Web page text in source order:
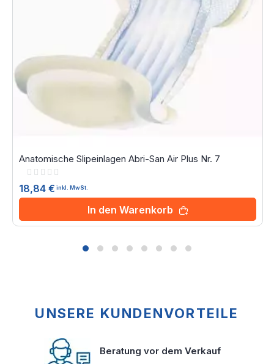
Anatomische Slipeinlagen Abri-San Air Plus Nr. 7
Rating:
18,84 € inkl. MwSt.
In den Warenkorb
UNSERE KUNDENVORTEILE
Beratung vor dem Verkauf